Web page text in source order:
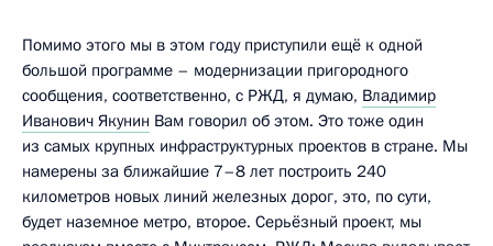
Помимо этого мы в этом году приступили ещё к одной
большой программе – модернизации пригородного
сообщения, соответственно, с РЖД, я думаю, Владимир
Иванович Якунин Вам говорил об этом. Это тоже один
из самых крупных инфраструктурных проектов в стране. Мы
намерены за ближайшие 7–8 лет построить 240
километров новых линий железных дорог, это, по сути,
будет наземное метро, второе. Серьёзный проект, мы